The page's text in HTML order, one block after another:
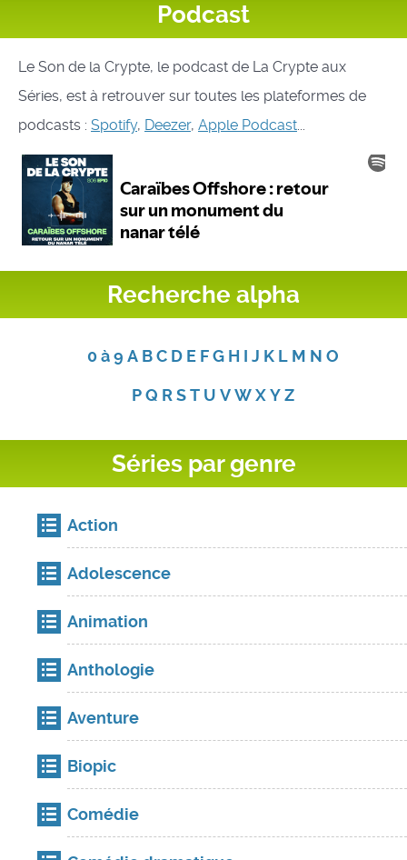
Podcast
Le Son de la Crypte, le podcast de La Crypte aux
Séries, est à retrouver sur toutes les plateformes de
podcasts : Spotify, Deezer, Apple Podcast...
Recherche alpha
0 à 9 A B C D E F G H I J K L M N O
P Q R S T U V W X Y Z
Séries par genre
Action
Adolescence
Animation
Anthologie
Aventure
Biopic
Comédie